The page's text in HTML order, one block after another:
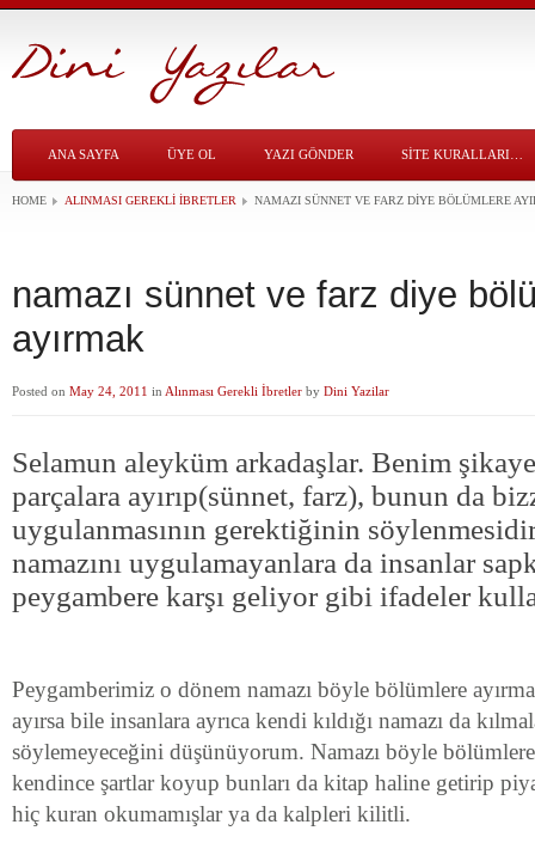
ANA SAYFA ÜYE OL YAZI GÖNDER SITE KURALLARI…
HOME ALINMASI GEREKLI İBRETLER NAMAZI SÜNNET VE FARZ DIYE BÖLÜMLERE
namazı sünnet ve farz diye
ayırmak
Posted on May 24, 2011 in Alınması Gerekli İbretler by Dini Yazilar
Selamun aleyküm arkadaşlar. Benim
parçalara ayırıp(sünnet, farz), bunun da
uygulanmasının gerektiğinin
namazını uygulamayanlara da insanlar
peygambere karşı geliyor gibi ifadeler
Peygamberimiz o dönem namazı böyle bölümlere
ayırsa bile insanlara ayrıca kendi kıldığı namazı da
söylemeyeceğini düşünüyorum. Namazı böyle bölümlere
kendince şartlar koyup bunları da kitap haline getirip
hiç kuran okumamışlar ya da kalpleri kilitli.